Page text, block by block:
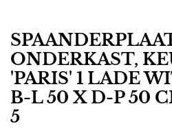
ONDERKAST,
'PARIS' 1 LADE
B-L 50 X D-P 50
5